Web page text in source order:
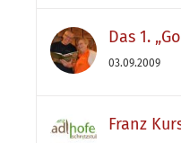
Das 1.
03.09.2009
Franz